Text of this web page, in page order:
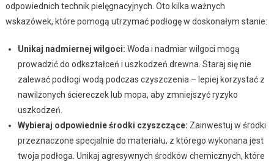
odpowiednich technik pielęgnacyjnych. Oto kilka ważnych
wskazówek, które pomogą utrzymać podłogę w doskonałym stanie:
Unikaj nadmiernej wilgoci: Woda i nadmiar wilgoci mogą
prowadzić do odkształceń i uszkodzeń drewna. Staraj się nie
zalewać podłogi wodą podczas czyszczenia – lepiej korzystać z
nawilżonych ściereczek lub mopa, aby zmniejszyć ryzyko
uszkodzeń.
Wybieraj odpowiednie środki czyszczące: Zainwestuj w środki
przeznaczone specjalnie do materiału, z którego wykonana jest
twoja podłoga. Unikaj agresywnych środków chemicznych, które